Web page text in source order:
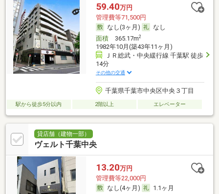
59.40万円
管理費等71,500円
なし(3ヶ月)
なし
面積365.17m2
1982年10月(築43年11ヶ月)
ＪＲ総武・中央緩行線 千葉駅 徒歩
14分
その他の交通
千葉県千葉市中央区中央３丁目
駅から徒歩5分以内 2階以上 エレベーター
貸店舗（建物一部）
ヴェルト千葉中央
13.20万円
管理費等22,000円
なし(4ヶ月)
1.1ヶ月